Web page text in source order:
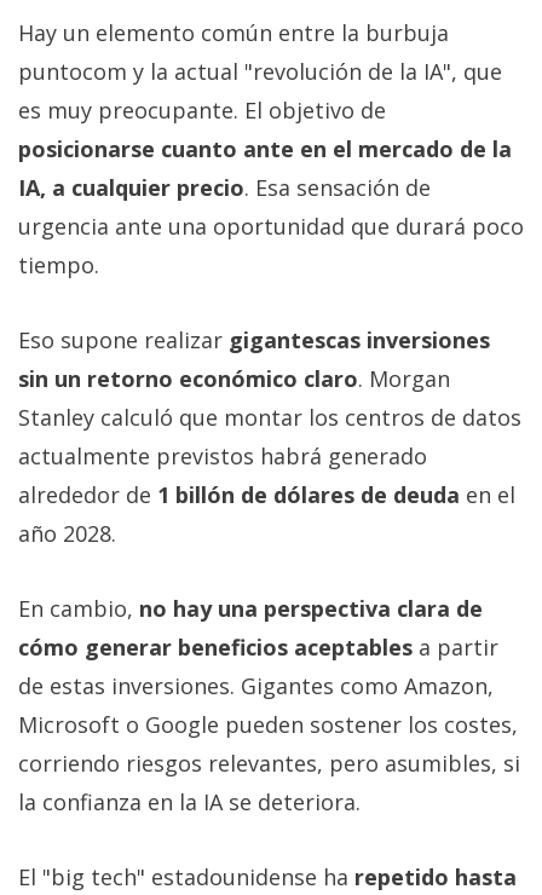
Hay un elemento común entre la burbuja
puntocom y la actual "revolución de la IA", que
es muy preocupante. El objetivo de
posicionarse cuanto ante en el mercado de la
IA, a cualquier precio. Esa sensación de
urgencia ante una oportunidad que durará poco
tiempo.
Eso supone realizar gigantescas inversiones
sin un retorno económico claro. Morgan
Stanley calculó que montar los centros de datos
actualmente previstos habrá generado
alrededor de 1 billón de dólares de deuda en el
año 2028.
En cambio, no hay una perspectiva clara de
cómo generar beneficios aceptables a partir
de estas inversiones. Gigantes como Amazon,
Microsoft o Google pueden sostener los costes,
corriendo riesgos relevantes, pero asumibles, si
la confianza en la IA se deteriora.
El "big tech" estadounidense ha repetido hasta